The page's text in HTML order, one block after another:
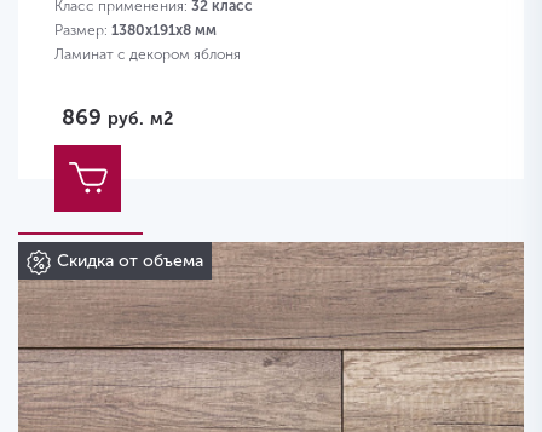
Класс применения: 32 класс
Размер: 1380х191х8 мм
Ламинат с декором яблоня
869 руб. м2
Скидка от объема